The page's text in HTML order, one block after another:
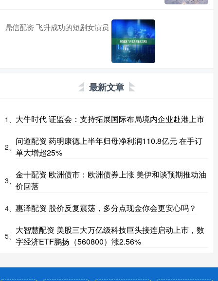
鼎信配资 飞升成功的短剧女演员
最新文章
1、 大牛时代 证监会：支持拓展国际布局境内企业赴港上市
2、
问道配资 药明康德上半年归母净利润110.8亿元 在手订
单大增超25%
3、
金十配资 欧洲债市：欧洲债券上涨 美伊和谈预期推动油
价回落
4、 惠泽配资 股价反复震荡，多分点现金你会更安心吗？
5、
大智慧配资 美股三大万亿级科技巨头接连启动上市，数
字经济ETF鹏扬（560800）涨2.56%